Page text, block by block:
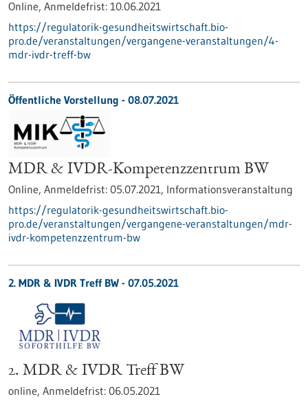
Online, Anmeldefrist: 10.06.2021
https://regulatorik-gesundheitswirtschaft.bio-
pro.de/veranstaltungen/vergangene-veranstaltungen/4-
mdr-ivdr-treff-bw
Öffentliche Vorstellung - 08.07.2021
MDR & IVDR-Kompetenzzentrum BW
Online, Anmeldefrist: 05.07.2021, Informationsveranstaltung
https://regulatorik-gesundheitswirtschaft.bio-
pro.de/veranstaltungen/vergangene-veranstaltungen/mdr-
ivdr-kompetenzzentrum-bw
2. MDR & IVDR Treff BW - 07.05.2021
2. MDR & IVDR Treff BW
online, Anmeldefrist: 06.05.2021